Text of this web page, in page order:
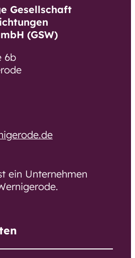
und
GSW
GSW
Umschulung
Gesellschaft
(GSW)
6b
ein Unternehmen